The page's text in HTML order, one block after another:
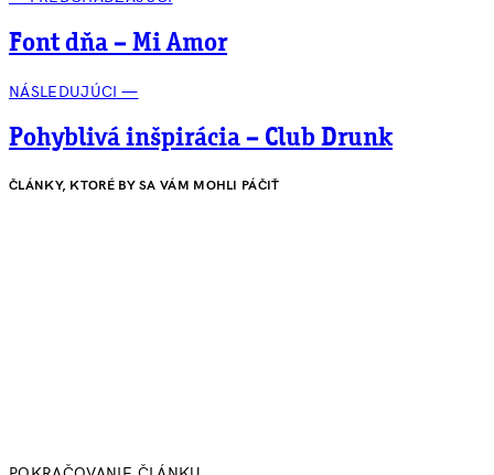
Font dňa – Mi Amor
NÁSLEDUJÚCI —
Pohyblivá inšpirácia – Club Drunk
ČLÁNKY, KTORÉ BY SA VÁM MOHLI PÁČIŤ